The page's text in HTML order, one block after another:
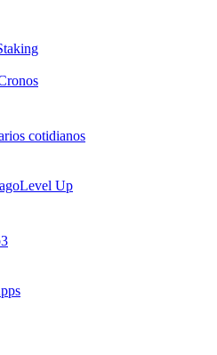
cotidianos
Level Up